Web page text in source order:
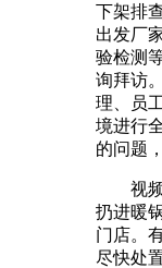
下架排
出发厂
验检测
询拜访
理、员
境进行
的问题
视频
扔进暖
门店。
尽快处置